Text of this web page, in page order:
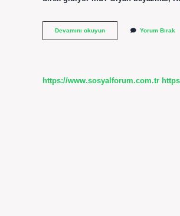
Devamını okuyunBeşiktaş
2
Yorum Bırak
https://www.sosyalforum.com.tr